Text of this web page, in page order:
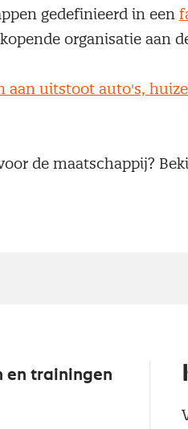
gedefinieerd in een
organisatie aan
aan uitstoot auto's,
de maatschappij?
en trainingen